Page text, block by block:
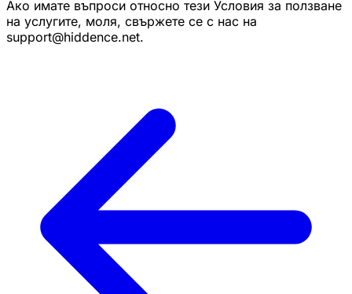
Ако имате въпроси относно тези Условия за ползване
на услугите, моля, свържете се с нас на
support@hiddence.net.